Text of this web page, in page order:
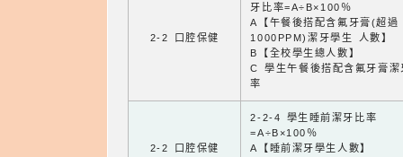
2-2 口腔保健
牙比率=A÷B×100％
A【午餐後搭配含氟牙膏(超過
1000PPM)潔牙學生 人數】
B【全校學生總人數】
C 學生午餐後搭配含氟牙膏潔
率
2-2 口腔保健
2-2-4 學生睡前潔牙比率
=A÷B×100％
A【睡前潔牙學生人數】